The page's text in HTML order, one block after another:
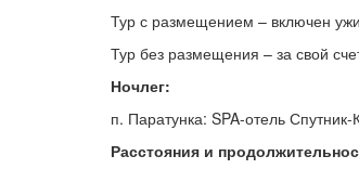
Тур с размещением – включен
Тур без размещения – за свой
Ночлег:
п. Паратунка: SPA-отель Спутник-
Расстояния и